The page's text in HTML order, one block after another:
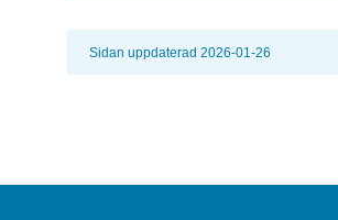
Sidan uppdaterad 2026-01-26